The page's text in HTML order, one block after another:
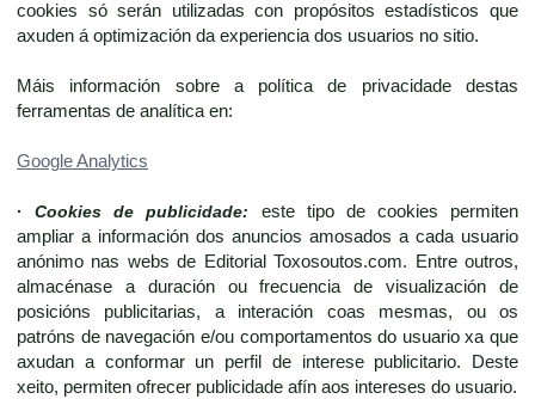
cookies só serán utilizadas con propósitos estadísticos que
axuden á optimización da experiencia dos usuarios no sitio.
Máis información sobre a política de privacidade destas
ferramentas de analítica en:
Google Analytics
·Cookies de publicidade: este tipo de cookies permiten
ampliar a información dos anuncios amosados a cada usuario
anónimo nas webs de Editorial Toxosoutos.com. Entre outros,
almacénase a duración ou frecuencia de visualización de
posicións publicitarias, a interación coas mesmas, ou os
patróns de navegación e/ou comportamentos do usuario xa que
axudan a conformar un perfil de interese publicitario. Deste
xeito, permiten ofrecer publicidade afín aos intereses do usuario.